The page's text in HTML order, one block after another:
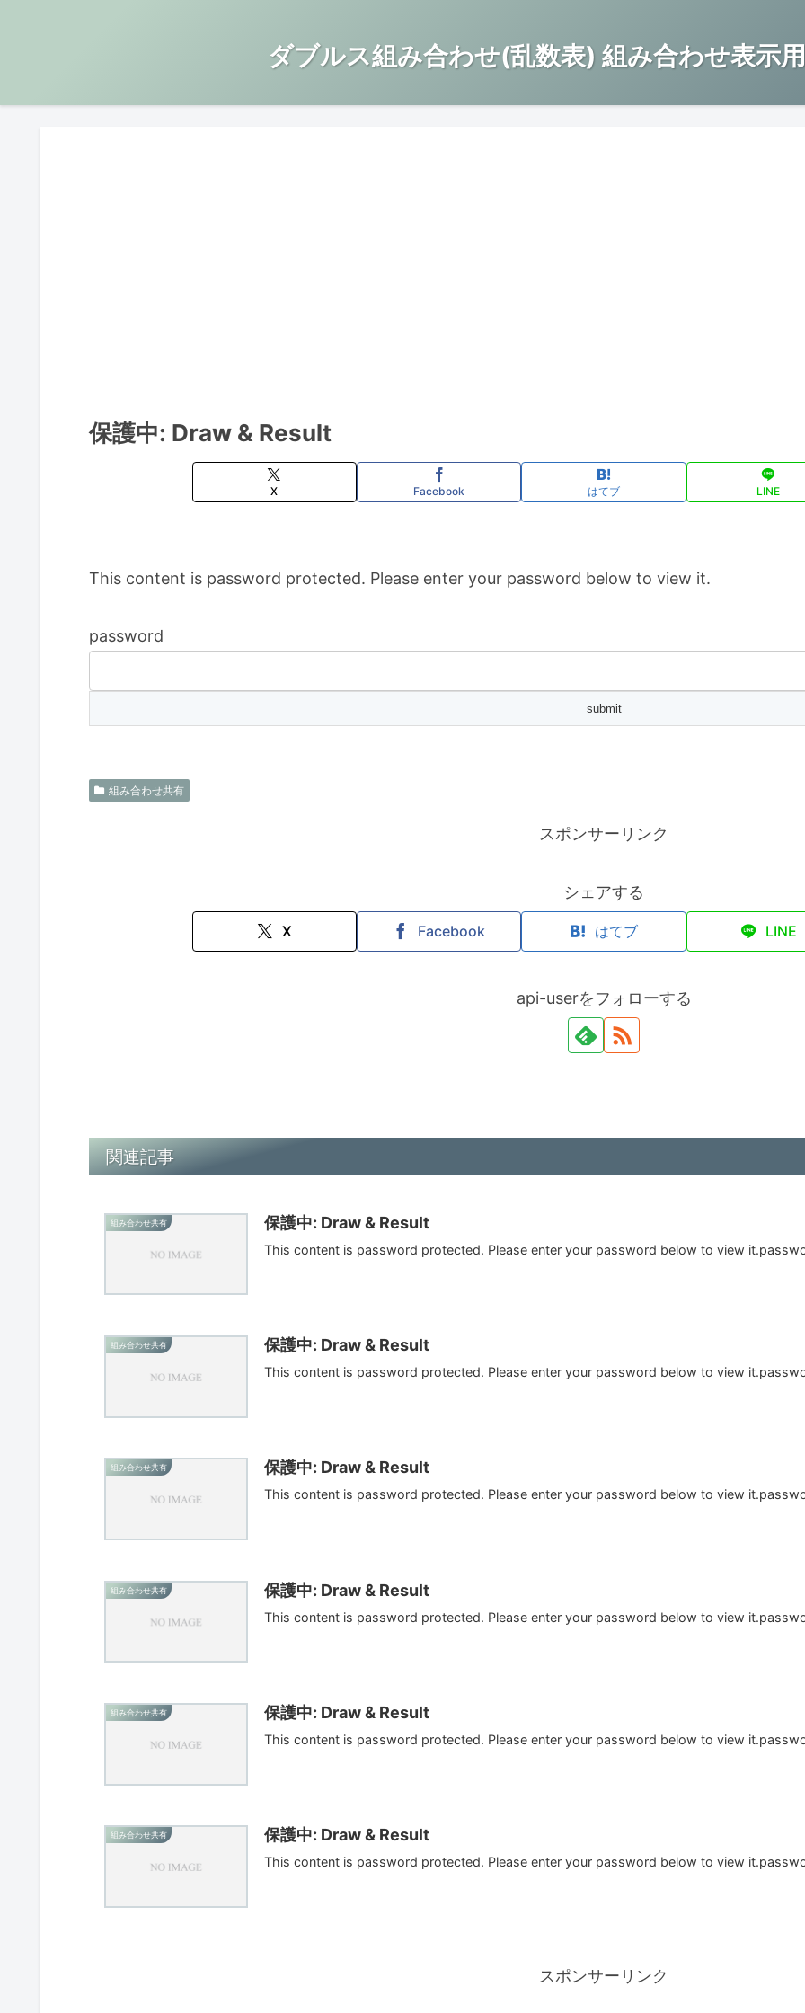
ダブルス組み合わせ(乱数表) 組み合わせ表示
保護中: Draw & Result
X Facebook はてブ LINE
This content is password protected. Please enter your password below to view it.
password
組み合わせ共有
スポンサーリンク
シェアする
X Facebook はてブ LINE
api-userをフォローする
関連記事
組み合わせ共有 保護中: Draw & Result
This content is password protected. Please enter your password below to view
組み合わせ共有 保護中: Draw & Result
This content is password protected. Please enter your password below to view
組み合わせ共有 保護中: Draw & Result
This content is password protected. Please enter your password below to view
組み合わせ共有 保護中: Draw & Result
This content is password protected. Please enter your password below to view
組み合わせ共有 保護中: Draw & Result
This content is password protected. Please enter your password below to view
組み合わせ共有 保護中: Draw & Result
This content is password protected. Please enter your password below to view
スポンサーリンク